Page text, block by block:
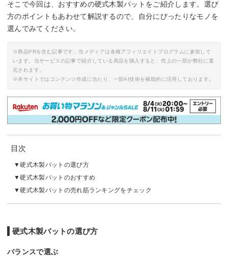
そこで今回は、おすすめの硬式木製バットをご紹介します。選び
方のポイントもあわせて解説するので、自分にぴったりなモノを
選んでみてください。
※商品PRを含む記事です。当メディアは各種アフィリエイトプログラムに参加して
います。当サービスの記事で紹介している商品を購入すると、売上の一部が弊社に還
元されます。
※本サイトではコンテンツ作成に当たり、一部AI技術を補助的に活用しております。
目次
硬式木製バットの選び方
硬式木製バットのおすすめ
硬式木製バットの売れ筋ランキングをチェック
硬式木製バットの選び方
バランスで選ぶ